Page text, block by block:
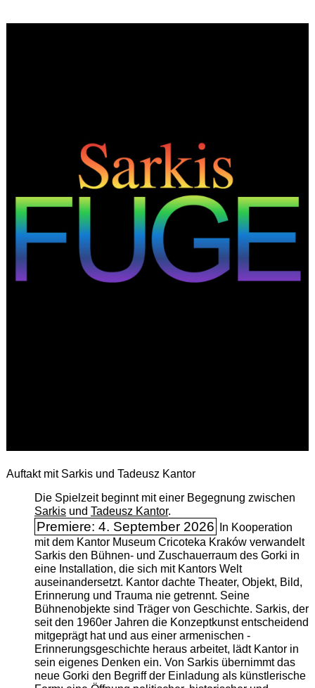
Auftakt mit Sarkis und Tadeusz Kantor
Die Spielzeit beginnt mit einer Begegnung zwischen
Sarkisund Tadeusz Kantor.
Premiere: 4. September 2026
In Kooperation
mit dem Kantor Museum Cricoteka Kraków verwandelt
Sarkis den Bühnen- und Zuschauerraum des Gorki in
eine Installation, die sich mit Kantors Welt
auseinandersetzt. Kantor dachte Theater, Objekt, Bild,
Erinnerung und Trauma nie getrennt. Seine
Bühnenobjekte sind Träger von Geschichte. Sarkis, der
seit den 1960er Jahren die Konzeptkunst entscheidend
mitgeprägt hat und aus einer armenischen ­
Erinnerungsgeschichte heraus arbeitet, lädt Kantor in
sein eigenes Denken ein. Von Sarkis übernimmt das
neue Gorki den Begriff der Einladung als künstlerische